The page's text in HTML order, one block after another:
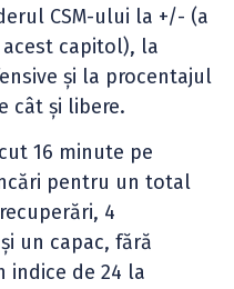
CSM-ului la +/- (a
capitol), la
și la procentajul
cât și libere.
16 minute pe
pentru un total
4
un capac, fără
indice de 24 la